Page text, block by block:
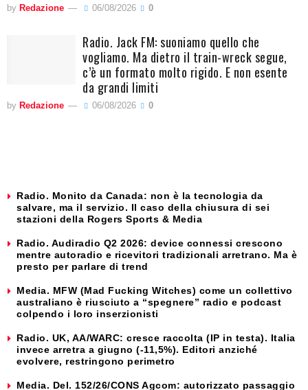
by Redazione 06/08/2026 0
Radio. Jack FM: suoniamo quello che
vogliamo. Ma dietro il train-wreck segue,
c’è un formato molto rigido. E non esente
da grandi limiti
by Redazione 06/08/2026 0
Radio. Monito da Canada: non è la tecnologia da
salvare, ma il servizio. Il caso della chiusura di sei
stazioni della Rogers Sports & Media
Radio. Audiradio Q2 2026: device connessi crescono
mentre autoradio e ricevitori tradizionali arretrano. Ma è
presto per parlare di trend
Media. MFW (Mad Fucking Witches) come un collettivo
australiano è riusciuto a “spegnere” radio e podcast
colpendo i loro inserzionisti
Radio. UK, AA/WARC: cresce raccolta (IP in testa). Italia
invece arretra a giugno (-11,5%). Editori anziché
evolvere, restringono perimetro
Media. Del. 152/26/CONS Agcom: autorizzato passaggio